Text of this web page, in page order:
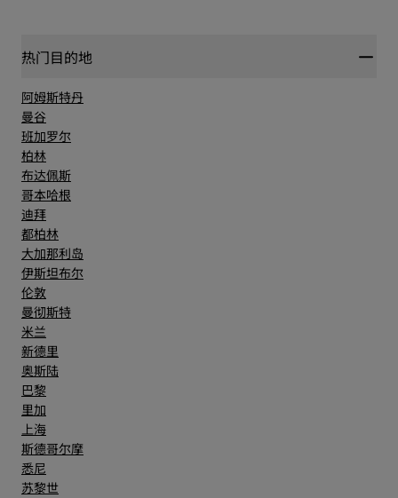
位置
卫生
热门目的地
阿姆斯特丹
曼谷
班加罗尔
柏林
布达佩斯
哥本哈根
迪拜
都柏林
大加那利岛
伊斯坦布尔
伦敦
曼彻斯特
米兰
新德里
奥斯陆
巴黎
里加
上海
斯德哥尔摩
悉尼
苏黎世